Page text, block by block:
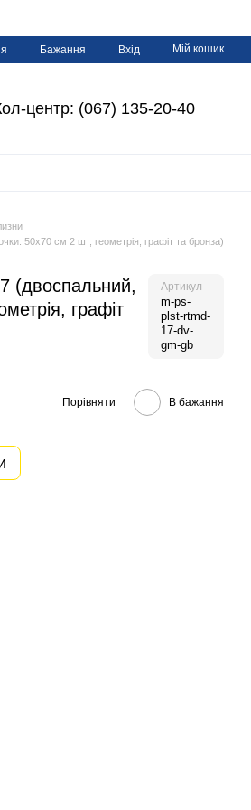
Бажання Вхід Мій кошик
центр: (067) 135-20-40
50х70 см 2 шт, геометрія, графіт та бронза)
(двоспальний,
графіт
Артикул
m-ps-
plst-rtmd-
17-dv-
gm-gb
Порівняти В бажання